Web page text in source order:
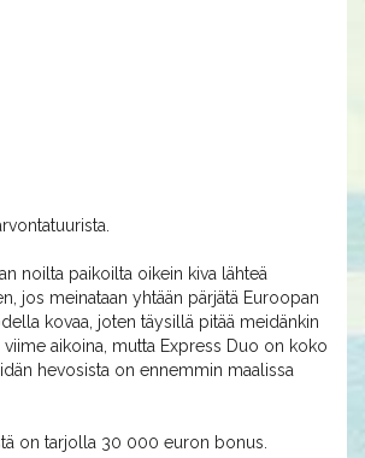
noilta paikoilta oikein kiva lähteä
jos meinataan yhtään pärjätä Euroopan
kovaa, joten täysillä pitää meidänkin
aikoina, mutta Express Duo on koko
hevosista on ennemmin maalissa
on tarjolla 30 000 euron bonus.